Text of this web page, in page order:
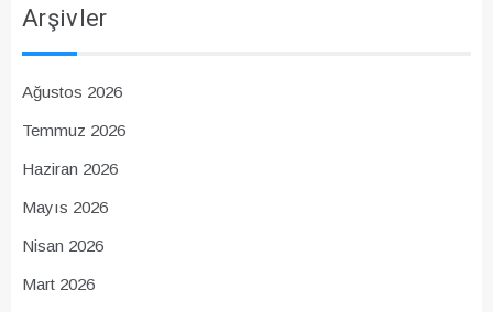
Arşivler
Ağustos 2026
Temmuz 2026
Haziran 2026
Mayıs 2026
Nisan 2026
Mart 2026